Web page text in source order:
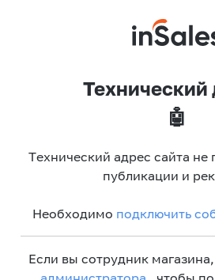
Технический
🤖
Технический адрес сайта не
публикации и
Необходимо подключить
Если вы сотрудник магазина,